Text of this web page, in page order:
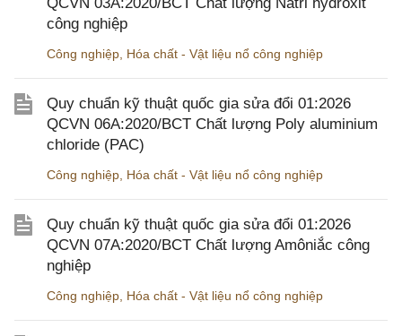
công nghiệp
Công nghiệp Hóa chất - Vật liệu nổ công nghiệp
Quy chuẩn kỹ thuật quốc gia sửa đổi 01:2026
QCVN 06A:2020/BCT Chất lượng Poly aluminium
chloride (PAC)
Công nghiệp Hóa chất - Vật liệu nổ công nghiệp
Quy chuẩn kỹ thuật quốc gia sửa đổi 01:2026
QCVN 07A:2020/BCT Chất lượng Amôniắc công
nghiệp
Công nghiệp Hóa chất - Vật liệu nổ công nghiệp